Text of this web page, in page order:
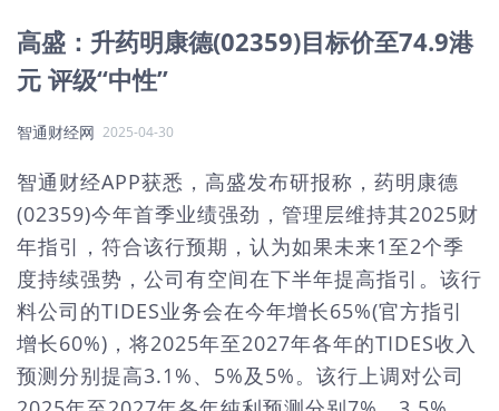
高盛：升药明康德(02359)目标价至74.9港
元 评级“中性”
智通财经网 2025-04-30
智通财经APP获悉，高盛发布研报称，药明康德
(02359)今年首季业绩强劲，管理层维持其2025财
年指引，符合该行预期，认为如果未来1至2个季
度持续强势，公司有空间在下半年提高指引。该行
料公司的TIDES业务会在今年增长65%(官方指引
增长60%)，将2025年至2027年各年的TIDES收入
预测分别提高3.1%、5%及5%。该行上调对公司